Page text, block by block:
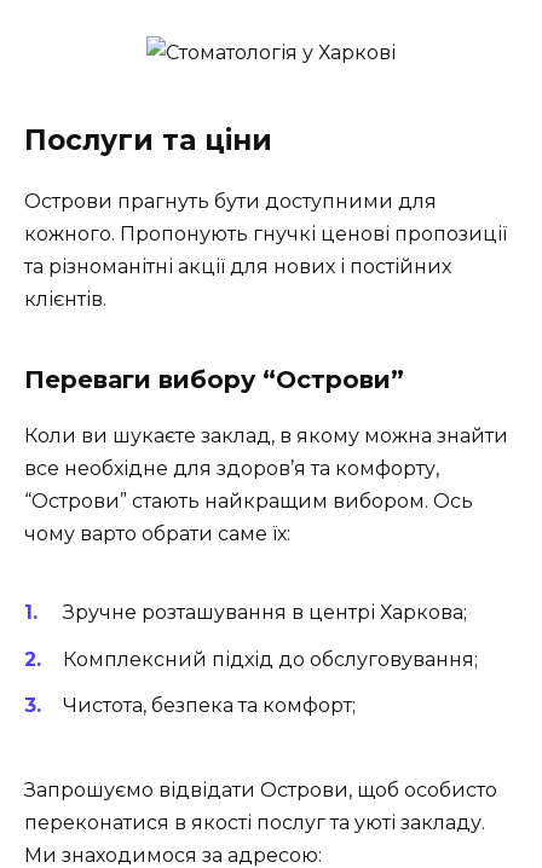
Послуги та ціни
Острови прагнуть бути доступними для
кожного. Пропонують гнучкі ценові пропозиції
та різноманітні акції для нових і постійних
клієнтів.
Переваги вибору “Острови”
Коли ви шукаєте заклад, в якому можна знайти
все необхідне для здоров’я та комфорту,
“Острови” стають найкращим вибором. Ось
чому варто обрати саме їх:
Зручне розташування в центрі Харкова;
Комплексний підхід до обслуговування;
Чистота, безпека та комфорт;
Запрошуємо відвідати Острови, щоб особисто
переконатися в якості послуг та уюті закладу.
Ми знаходимося за адресою: